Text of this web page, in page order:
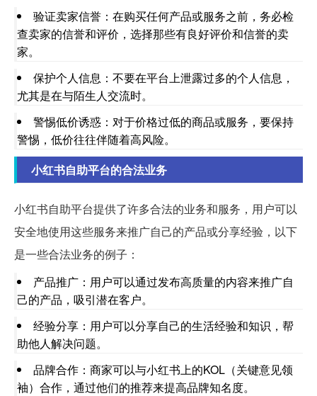
验证卖家信誉：在购买任何产品或服务之前，务必检
查卖家的信誉和评价，选择那些有良好评价和信誉的卖
家。
保护个人信息：不要在平台上泄露过多的个人信息，
尤其是在与陌生人交流时。
警惕低价诱惑：对于价格过低的商品或服务，要保持
警惕，低价往往伴随着高风险。
小红书自助平台的合法业务
小红书自助平台提供了许多合法的业务和服务，用户可以
安全地使用这些服务来推广自己的产品或分享经验，以下
是一些合法业务的例子：
产品推广：用户可以通过发布高质量的内容来推广自
己的产品，吸引潜在客户。
经验分享：用户可以分享自己的生活经验和知识，帮
助他人解决问题。
品牌合作：商家可以与小红书上的KOL（关键意见领
袖）合作，通过他们的推荐来提高品牌知名度。